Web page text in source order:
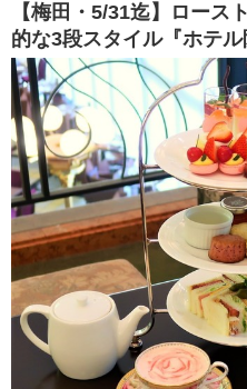
【梅田・5/31迄】ロース
的な3段スタイル『ホテル